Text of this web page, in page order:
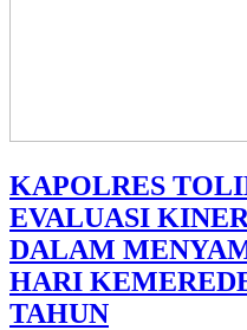
KAPOLRES
EVALUASI
DALAM
HARI
TAHUN